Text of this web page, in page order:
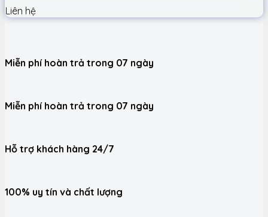
Liên hệ
Miễn phí hoàn trả trong 07 ngày
Miễn phí hoàn trả trong 07 ngày
Hỗ trợ khách hàng 24/7
100% uy tín và chất lượng